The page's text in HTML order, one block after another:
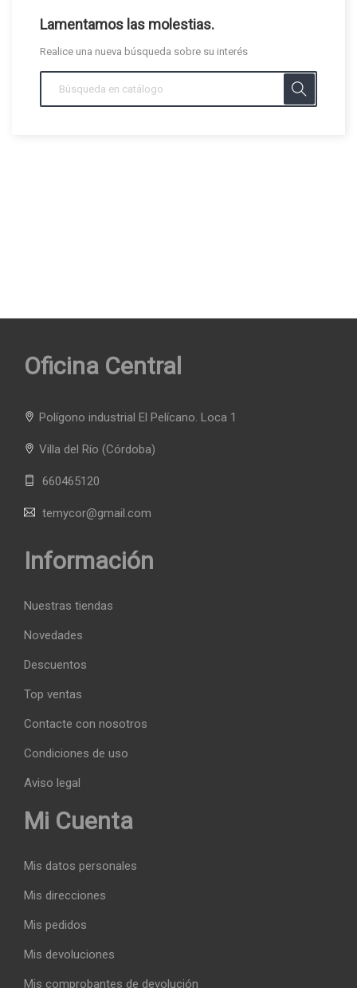
Lamentamos las molestias.
Realice una nueva búsqueda sobre su interés
Oficina Central
Polígono industrial El Pelícano. Loca 1
Villa del Río (Córdoba)
660465120
temycor@gmail.com
Información
Nuestras tiendas
Novedades
Descuentos
Top ventas
Contacte con nosotros
Condiciones de uso
Aviso legal
Mi Cuenta
Mis datos personales
Mis direcciones
Mis pedidos
Mis devoluciones
Mis comprobantes de devolución